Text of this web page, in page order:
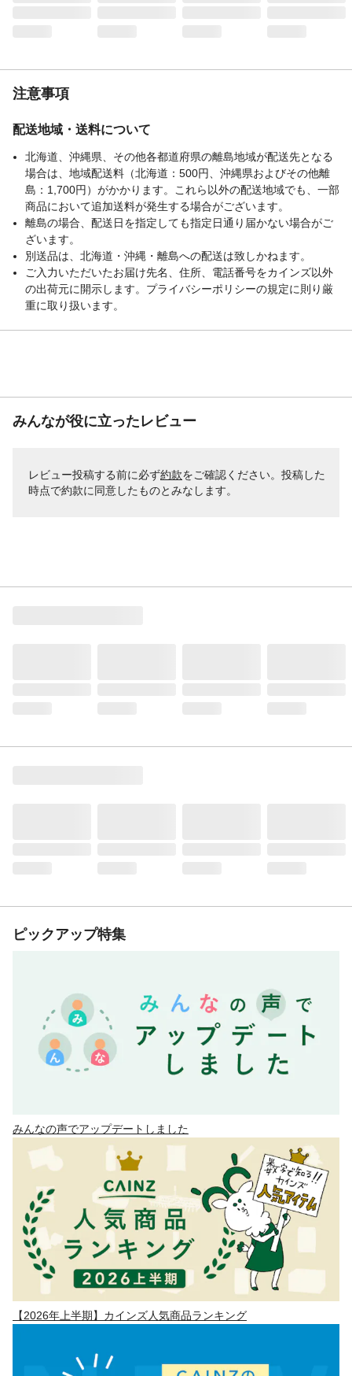
注意事項
配送地域・送料について
北海道、沖縄県、その他各都道府県の離島地域が配送先となる
場合は、地域配送料（北海道：500円、沖縄県およびその他離
島：1,700円）がかかります。これら以外の配送地域でも、一部
商品において追加送料が発生する場合がございます。
離島の場合、配送日を指定しても指定日通り届かない場合がご
ざいます。
別送品は、北海道・沖縄・離島への配送は致しかねます。
ご入力いただいたお届け先名、住所、電話番号をカインズ以外
の出荷元に開示します。プライバシーポリシーの規定に則り厳
重に取り扱います。
みんなが役に立ったレビュー
レビュー投稿する前に必ず約款をご確認ください。投稿した
時点で約款に同意したものとみなします。
ピックアップ特集
みんなの声でアップデートしました
【2026年上半期】カインズ人気商品ランキング